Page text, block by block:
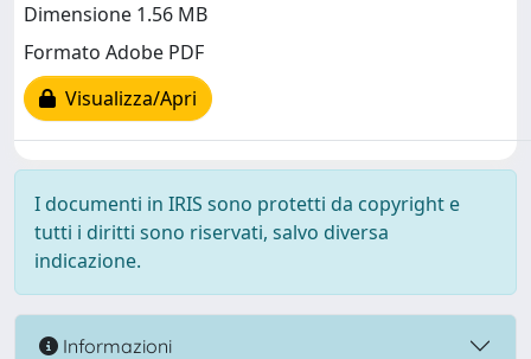
Dimensione 1.56 MB
Formato Adobe PDF
Visualizza/Apri
I documenti in IRIS sono protetti da copyright e
tutti i diritti sono riservati, salvo diversa
indicazione.
Informazioni